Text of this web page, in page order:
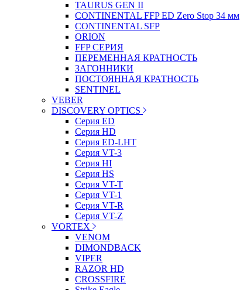
TAURUS GEN II
CONTINENTAL FFP ED Zero Stop 34 мм
CONTINENTAL SFP
ORION
FFP СЕРИЯ
ПЕРЕМЕННАЯ КРАТНОСТЬ
ЗАГОННИКИ
ПОСТОЯННАЯ КРАТНОСТЬ
SENTINEL
VEBER
DISCOVERY OPTICS
Серия ED
Серия HD
Серия ED-LHT
Серия VT-3
Серия HI
Серия HS
Серия VT-T
Серия VT-1
Серия VT-R
Серия VT-Z
VORTEX
VENOM
DIMONDBACK
VIPER
RAZOR HD
CROSSFIRE